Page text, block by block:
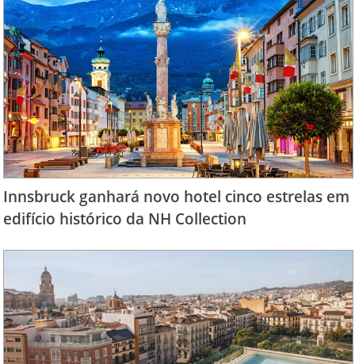
Innsbruck ganhará novo hotel cinco estrelas em
edifício histórico da NH Collection